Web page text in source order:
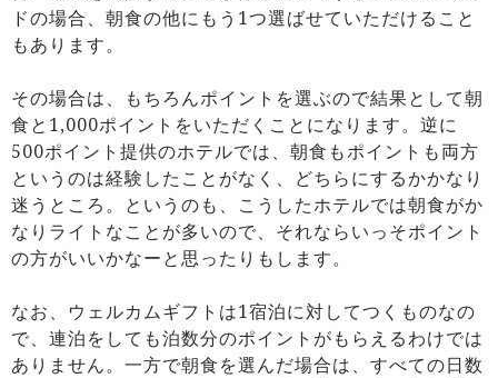
ドの場合、朝食の他にもう1つ選ばせていただけること
もあります。
その場合は、もちろんポイントを選ぶので結果として朝
食と1,000ポイントをいただくことになります。逆に
500ポイント提供のホテルでは、朝食もポイントも両方
というのは経験したことがなく、どちらにするかかなり
迷うところ。というのも、こうしたホテルでは朝食がか
なりライトなことが多いので、それならいっそポイント
の方がいいかなーと思ったりもします。
なお、ウェルカムギフトは1宿泊に対してつくものなの
で、連泊をしても泊数分のポイントがもらえるわけでは
ありません。一方で朝食を選んだ場合は、すべての日数